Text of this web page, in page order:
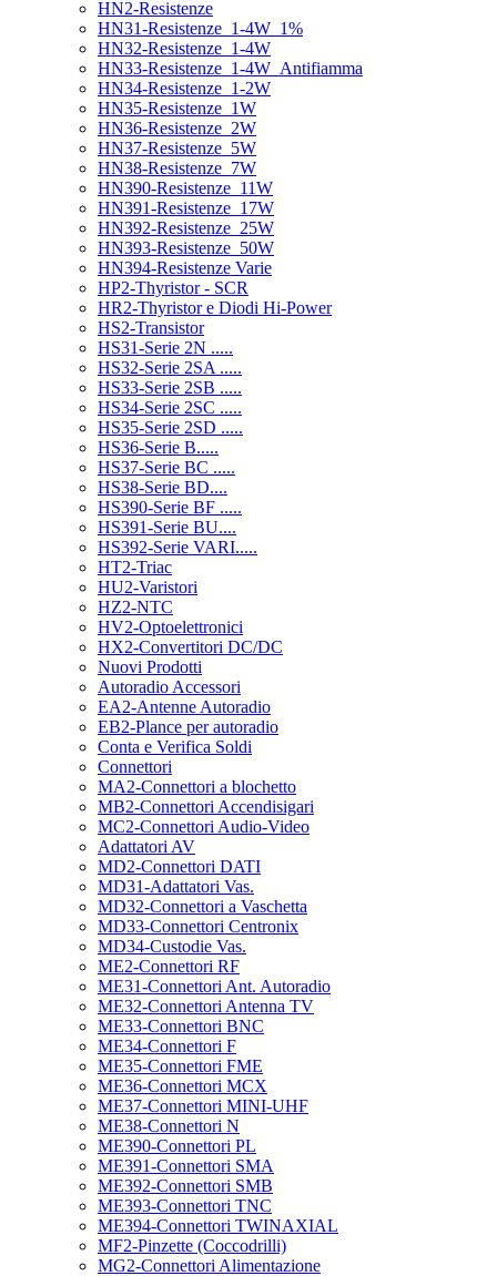
HN2-Resistenze
HN31-Resistenze_1-4W_1%
HN32-Resistenze_1-4W
HN33-Resistenze_1-4W_Antifiamma
HN34-Resistenze_1-2W
HN35-Resistenze_1W
HN36-Resistenze_2W
HN37-Resistenze_5W
HN38-Resistenze_7W
HN390-Resistenze_11W
HN391-Resistenze_17W
HN392-Resistenze_25W
HN393-Resistenze_50W
HN394-Resistenze Varie
HP2-Thyristor - SCR
HR2-Thyristor e Diodi Hi-Power
HS2-Transistor
HS31-Serie 2N .....
HS32-Serie 2SA .....
HS33-Serie 2SB .....
HS34-Serie 2SC .....
HS35-Serie 2SD .....
HS36-Serie B.....
HS37-Serie BC .....
HS38-Serie BD....
HS390-Serie BF .....
HS391-Serie BU....
HS392-Serie VARI.....
HT2-Triac
HU2-Varistori
HZ2-NTC
HV2-Optoelettronici
HX2-Convertitori DC/DC
Nuovi Prodotti
Autoradio Accessori
EA2-Antenne Autoradio
EB2-Plance per autoradio
Conta e Verifica Soldi
Connettori
MA2-Connettori a blochetto
MB2-Connettori Accendisigari
MC2-Connettori Audio-Video
Adattatori AV
MD2-Connettori DATI
MD31-Adattatori Vas.
MD32-Connettori a Vaschetta
MD33-Connettori Centronix
MD34-Custodie Vas.
ME2-Connettori RF
ME31-Connettori Ant. Autoradio
ME32-Connettori Antenna TV
ME33-Connettori BNC
ME34-Connettori F
ME35-Connettori FME
ME36-Connettori MCX
ME37-Connettori MINI-UHF
ME38-Connettori N
ME390-Connettori PL
ME391-Connettori SMA
ME392-Connettori SMB
ME393-Connettori TNC
ME394-Connettori TWINAXIAL
MF2-Pinzette (Coccodrilli)
MG2-Connettori Alimentazione